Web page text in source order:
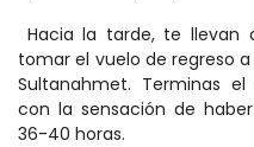
tomar el vuelo de regreso
Sultanahmet. Terminas
con la sensación de
36-40 horas.